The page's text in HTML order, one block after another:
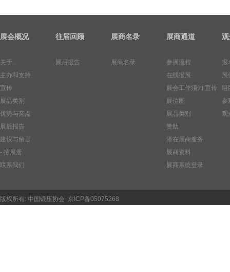
展会概况
关于...
主办和支持
宣传
展品类别
优势与亮点
展后报告
建议与留言
- 招展册
联系我们
往届回顾
展后报告
展商名录
展商名录
展商通道
参展流程
在线报展
展会工作须知 宣传
展位图
展品类别
赞助
潜在展商服务
展商资料
展商系统登录
报
展
组
参
观
版权所有: 中国锻压协会 京ICP备05075268